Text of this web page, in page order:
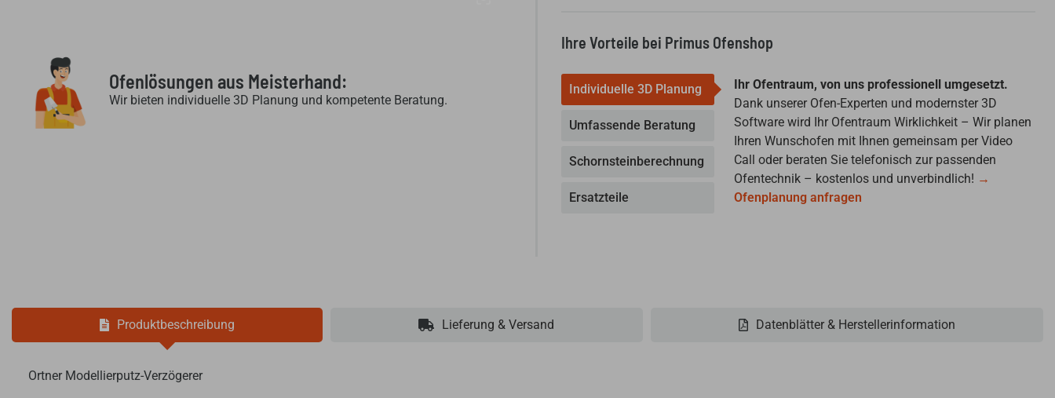
Ofenlösungen aus Meisterhand:
Wir bieten individuelle 3D Planung und kompetente Beratung.
-
für
20
Kg
Menge
Ihre Vorteile bei Primus Ofenshop
Individuelle 3D Planung
Umfassende Beratung
Schornsteinberechnung
Ersatzteile
Ihr Ofentraum, von uns professionell umgesetzt.
Dank unserer Ofen-Experten und modernster 3D
Software wird Ihr Ofentraum Wirklichkeit – Wir planen
Ihren Wunschofen mit Ihnen gemeinsam per Video
Call oder beraten Sie telefonisch zur passenden
Ofentechnik – kostenlos und unverbindlich! →
Ofenplanung anfragen
Produktbeschreibung Lieferung & Versand Datenblätter & Herstellerinformation
Ortner Modellierputz-Verzögerer